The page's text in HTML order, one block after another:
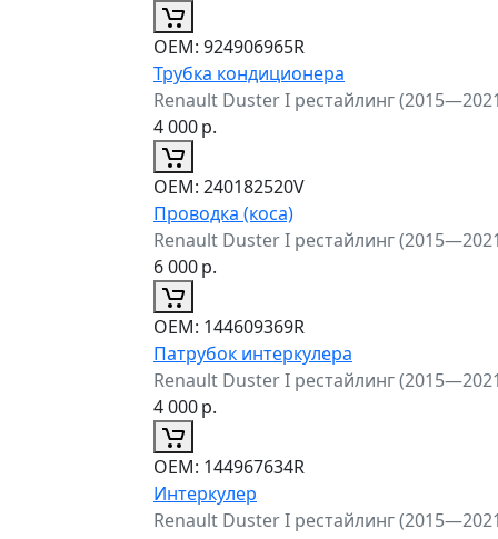
ОЕМ: 924906965R
Трубка кондиционера
Renault Duster I рестайлинг
4 000р.
ОЕМ: 240182520V
Проводка (коса)
Renault Duster I рестайлинг
6 000р.
ОЕМ: 144609369R
Патрубок интеркулера
Renault Duster I рестайлинг
4 000р.
ОЕМ: 144967634R
Интеркулер
Renault Duster I рестайлинг